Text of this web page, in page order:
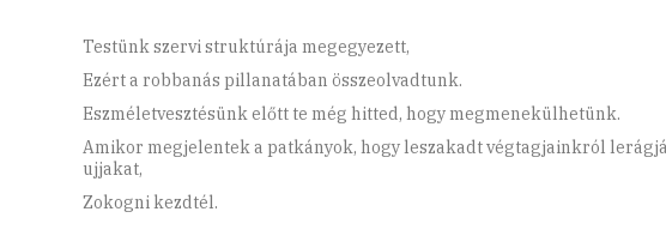
Testünk szervi struktúrája megegyezett,
Ezért a robbanás pillanatában összeolvadtunk.
Eszméletvesztésünk előtt te még hitted, hogy megmenekülhetünk.
Amikor megjelentek a patkányok, hogy leszakadt végtagjainkról
ujjakat,
Zokogni kezdtél.